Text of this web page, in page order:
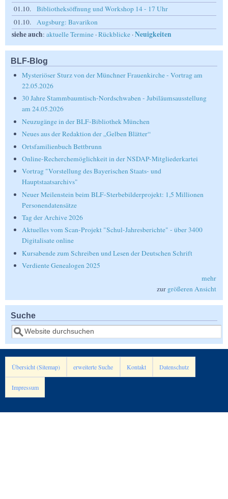
01.10.
Bibliotheksöffnung und Workshop 14 - 17 Uhr
01.10.
Augsburg: Bavarikon
siehe auch: aktuelle Termine ·Rückblicke ·Neuigkeiten
BLF-Blog
Mysteriöser Sturz von der Münchner Frauenkirche - Vortrag am
22.05.2026
30 Jahre Stammbaumtisch-Nordschwaben - Jubiläumsausstellung
am 24.05.2026
Neuzugänge in der BLF-Bibliothek München
Neues aus der Redaktion der „Gelben Blätter“
Ortsfamilienbuch Bettbrunn
Online-Recherchemöglichkeit in der NSDAP-Mitgliederkartei
Vortrag "Vorstellung des Bayerischen Staats- und
Hauptstaatsarchivs"
Neuer Meilenstein beim BLF-Sterbebilderprojekt: 1,5 Millionen
Personendatensätze
Tag der Archive 2026
Aktuelles vom Scan-Projekt "Schul-Jahresberichte" - über 3400
Digitalisate online
Kursabende zum Schreiben und Lesen der Deutschen Schrift
Verdiente Genealogen 2025
mehr
zur größeren Ansicht
Suche
Suche
Übersicht (Sitemap) erweiterte Suche Kontakt Datenschutz
Impressum